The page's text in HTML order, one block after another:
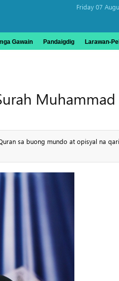
Friday 07
Gawain Pandaigdig Larawan-
sa buong mundo at opisyal na